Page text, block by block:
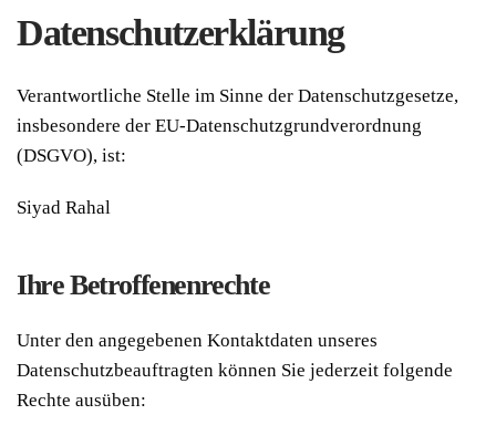
Datenschutzerklärung
Verantwortliche Stelle im Sinne der Datenschutzgesetze,
insbesondere der EU-Datenschutzgrundverordnung
(DSGVO), ist:
Siyad Rahal
Ihre Betroffenenrechte
Unter den angegebenen Kontaktdaten unseres
Datenschutzbeauftragten können Sie jederzeit folgende
Rechte ausüben: